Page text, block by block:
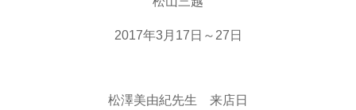
2017年3月17日～27日
松澤美由紀先生 来店日